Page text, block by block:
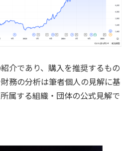
介であり、購入を推奨するもの
務の分析は筆者個人の見解に基
属する組織・団体の公式見解で